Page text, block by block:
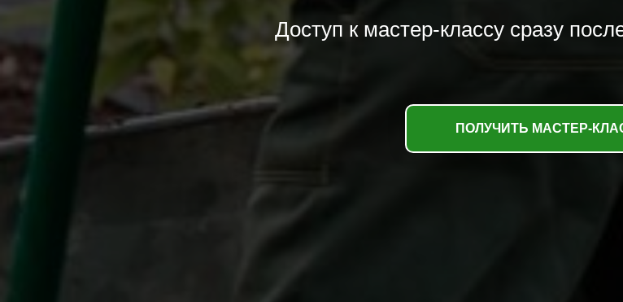
Доступ к мастер-классу сразу
ПОЛУЧИТЬ МАСТЕР-